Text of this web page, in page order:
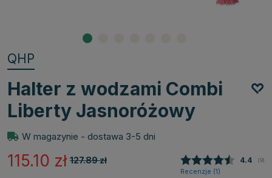
QHP
Halter z wodzami Combi
Liberty Jasnoróżowy
W magazynie - dostawa 3-5 dni
127.89zł
115.10 zł 4.4 (9)
Recenzje (1)